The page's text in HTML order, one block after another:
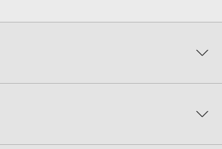
0%
、
償版のKONTAKT PLAYERではお使いい
るご注意：
FAT32でフォーマットされた
ト情報